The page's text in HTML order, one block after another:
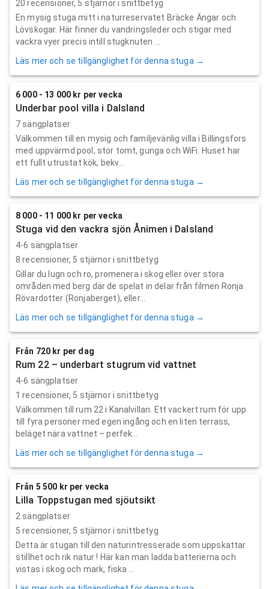
20 recensioner, 5 stjärnor i snittbetyg
En mysig stuga mitt i naturreservatet Bräcke Ängar och
Lövskogar. Här finner du vandringsleder och stigar med
vackra vyer precis intill stugknuten ...
Läs mer och se tillgänglighet för denna stuga →
6 000 - 13 000 kr per vecka
Underbar pool villa i Dalsland
7 sängplatser
Välkommen till en mysig och familjevänlig villa i Billingsfors
med uppvärmd pool, stor tomt, gunga och WiFi. Huset har
ett fullt utrustat kök, bekv...
Läs mer och se tillgänglighet för denna stuga →
8 000 - 11 000 kr per vecka
Stuga vid den vackra sjön Ånimen i Dalsland
4-6 sängplatser
8 recensioner, 5 stjärnor i snittbetyg
Gillar du lugn och ro, promenera i skog eller över stora
områden med berg där de spelat in delar från filmen Ronja
Rövardotter (Ronjaberget), eller...
Läs mer och se tillgänglighet för denna stuga →
Från 720 kr per dag
Rum 22 – underbart stugrum vid vattnet
4-6 sängplatser
1 recensioner, 5 stjärnor i snittbetyg
Välkommen till rum 22 i Kanalvillan. Ett vackert rum för upp
till fyra personer med egen ingång och en liten terrass,
beläget nära vattnet – perfek...
Läs mer och se tillgänglighet för denna stuga →
Från 5 500 kr per vecka
Lilla Toppstugan med sjöutsikt
2 sängplatser
5 recensioner, 5 stjärnor i snittbetyg
Detta är stugan till den naturintresserade som uppskattar
stillhet och rik natur ! Här kan man ladda batterierna och
vistas i skog och mark, fiska ...